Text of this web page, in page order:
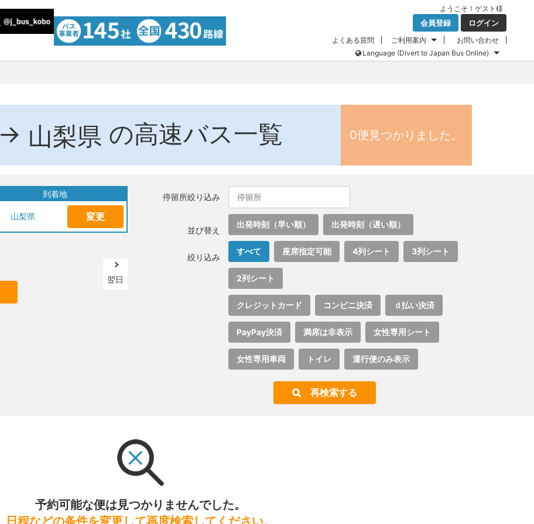
ようこそ！ ゲスト 様
会員登録 ログイン
よくある質問 ご利用案内
お問い合わせ
Language (Divert to Japan Bus Online)
→ 山梨県 の高速バス一覧 0便見つかりました。
到着地
山梨県 変更
翌日
停留所絞り込み
並び替え
出発時刻（早い順） 出発時刻（遅い順）
絞り込み
すべて 座席指定可能 4列シート 3列シート
2列シート
クレジットカード コンビニ決済 ｄ払い決済
PayPay決済 満席は非表示 女性専用シート
女性専用車両 トイレ 運行便のみ表示
再検索する
予約可能な便は見つかりませんでした。
日程などの条件を変更して再度検索してください。